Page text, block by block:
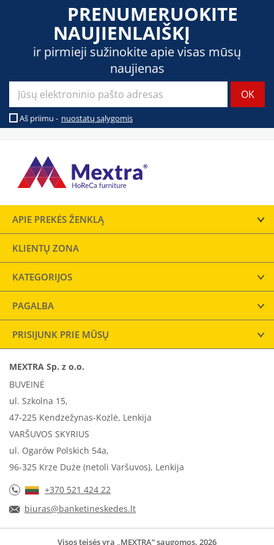
PRENUMERUOKITE
NAUJIENLAIŠKĮ
ir pirmieji sužinokite apie visas mūsų
naujienas
Aš priimu - nuostatų sąlygomis
APIE PREKĖS ŽENKLĄ
KLIENTŲ ZONA
KATEGORIJOS
PAGALBA
PRISIJUNK PRIE MŪSŲ
MEXTRA Sp. z o.o.
BUVEINĖ
ul. Szkolna 15,
47-225 Kendzežynas-Kozlė, Lenkija
VARŠUVOS SKYRIUS
ul. Ogarów Polskich 54a,
96-325 Krze Duże (netoli Varšuvos), Lenkija
+370 521 424 22
biuras@banketineskedes.lt
Visos teisės yra „MEXTRA“ saugomos. 2026